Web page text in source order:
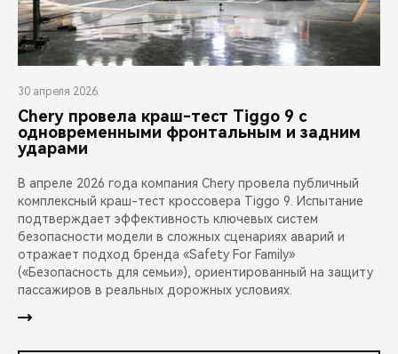
30 апреля 2026
Chery провела краш-тест Tiggo 9 с
одновременными фронтальным и задним
ударами
В апреле 2026 года компания Chery провела публичный
комплексный краш-тест кроссовера Tiggo 9. Испытание
подтверждает эффективность ключевых систем
безопасности модели в сложных сценариях аварий и
отражает подход бренда «Safety For Family»
(«Безопасность для семьи»), ориентированный на защиту
пассажиров в реальных дорожных условиях.